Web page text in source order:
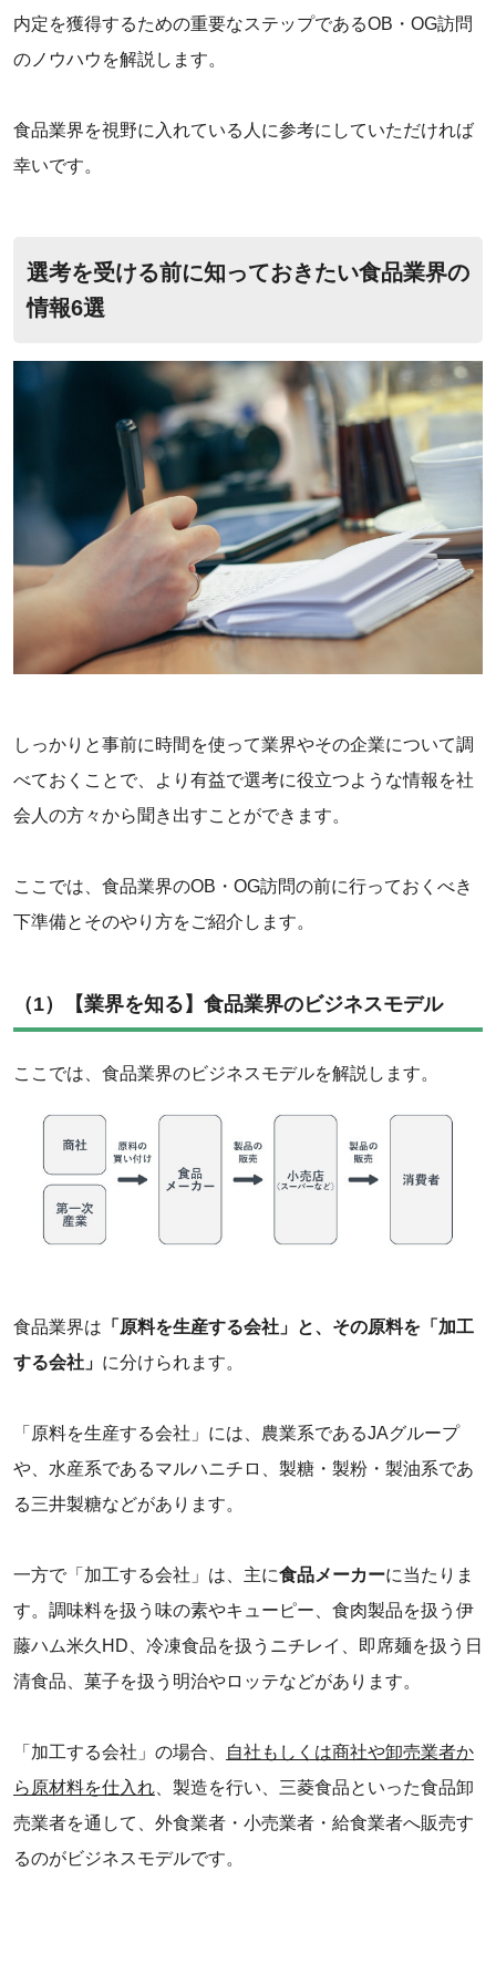
内定を獲得するための重要なステップであるOB・OG訪問
のノウハウを解説します。
食品業界を視野に入れている人に参考にしていただければ
幸いです。
‌‌‌選考を受ける前に知っておきたい食品業界の
情報6選
しっかりと事前に時間を使って業界やその企業について調
べておくことで、より有益で選考に役立つような情報を社
会人の方々から聞き出すことができます。
ここでは、食品業界のOB・OG訪問の前に行っておくべき
下準備とそのやり方をご紹介します。
（1）【業界を知る】食品業界のビジネスモデル
ここでは、食品業界のビジネスモデルを解説します。
‌食品業界は 「原料を生産する会社」と、その原料を「加工
する会社」 に分けられます。
「原料を生産する会社」には、農業系であるJAグループ
や、水産系であるマルハニチロ、製糖・製粉・製油系であ
る三井製糖などがあります。
一方で「加工する会社」は、主に食品メーカーに当たりま
す。調味料を扱う味の素やキューピー、食肉製品を扱う伊
藤ハム米久HD、冷凍食品を扱うニチレイ、即席麺を扱う日
清食品、菓子を扱う明治やロッテなどがあります。
「加工する会社」の場合、
自社もしくは商社や卸売業者か
ら原材料を仕入れ 、製造を行い、三菱食品といった食品卸
売業者を通して、外食業者・小売業者・給食業者へ販売す
るのがビジネスモデルです。